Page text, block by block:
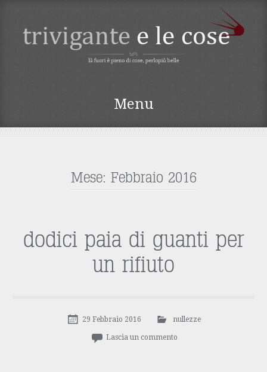
TRIVIGANTE E LE
Menu
Mese: Febbraio 2016
dodici paia di guanti per
un rifiuto
29 Febbraio 2016 nullezze
Lascia un commento